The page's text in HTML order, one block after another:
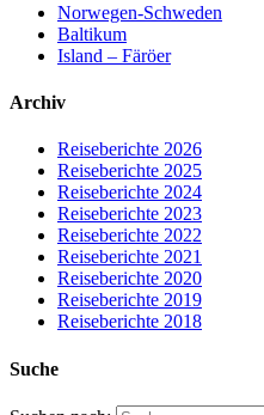
Norwegen-Schweden
Baltikum
Island – Färöer
Archiv
Reiseberichte 2026
Reiseberichte 2025
Reiseberichte 2024
Reiseberichte 2023
Reiseberichte 2022
Reiseberichte 2021
Reiseberichte 2020
Reiseberichte 2019
Reiseberichte 2018
Suche